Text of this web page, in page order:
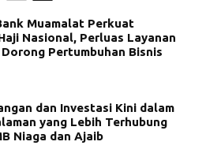
Muamalat Perkuat
Nasional, Perluas Layanan
Pertumbuhan Bisnis
dan Investasi Kini dalam
yang Lebih Terhubung
Niaga dan Ajaib